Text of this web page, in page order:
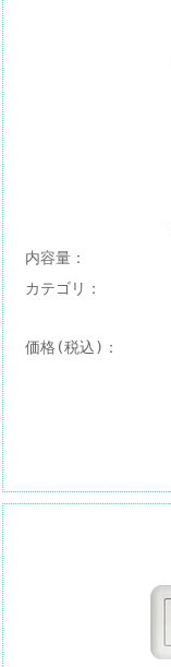
内容量：
カテゴリ：
価格(税込)：